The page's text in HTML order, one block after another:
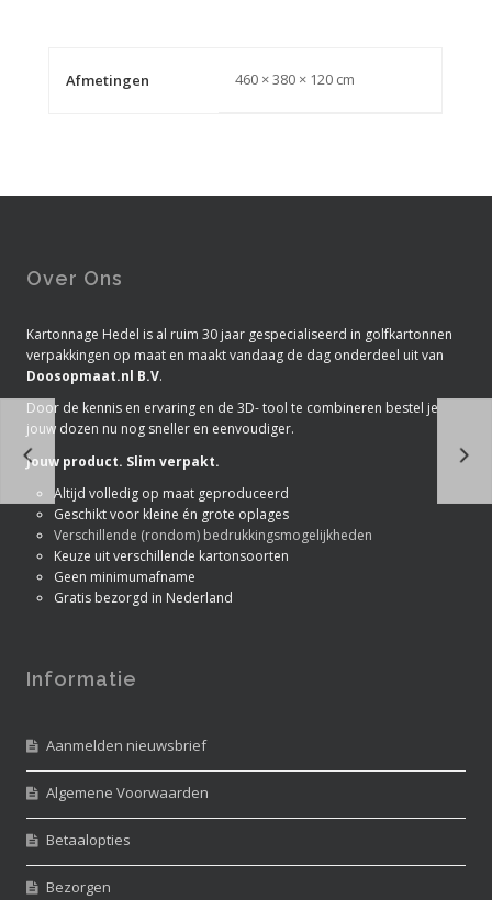
Afmetingen 460 × 380 × 120 cm
Over Ons
Kartonnage Hedel is al ruim 30 jaar gespecialiseerd in golfkartonnen
verpakkingen op maat en maakt vandaag de dag onderdeel uit van
Doosopmaat.nl B.V.
Door de kennis en ervaring en de 3D- tool te combineren bestel je
jouw dozen nu nog sneller en eenvoudiger.
Jouw product. Slim verpakt.
Altijd volledig op maat geproduceerd
Geschikt voor kleine én grote oplages
Verschillende (rondom) bedrukkingsmogelijkheden
Keuze uit verschillende kartonsoorten
Geen minimumafname
Gratis bezorgd in Nederland
Informatie
Aanmelden nieuwsbrief
Algemene Voorwaarden
Betaalopties
Bezorgen